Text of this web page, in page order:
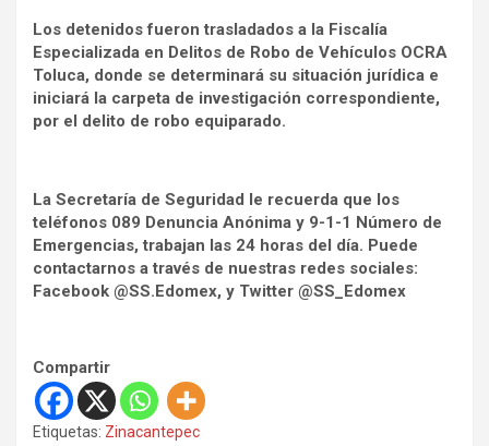
Los detenidos fueron trasladados a la Fiscalía
Especializada en Delitos de Robo de Vehículos OCRA
Toluca, donde se determinará su situación jurídica e
iniciará la carpeta de investigación correspondiente,
por el delito de robo equiparado.
La Secretaría de Seguridad le recuerda que los
teléfonos 089 Denuncia Anónima y 9-1-1 Número de
Emergencias, trabajan las 24 horas del día. Puede
contactarnos a través de nuestras redes sociales:
Facebook @SS.Edomex, y Twitter @SS_Edomex
Compartir
Etiquetas: Zinacantepec